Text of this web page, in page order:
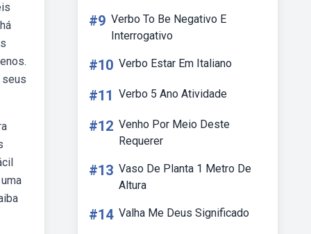
seus
#9 Verbo To Be Negativo E
Interrogativo
#10 Verbo Estar Em Italiano
#11 Verbo 5 Ano Atividade
#12 Venho Por Meio Deste
Requerer
#13 Vaso De Planta 1 Metro De
Altura
#14 Valha Me Deus Significado